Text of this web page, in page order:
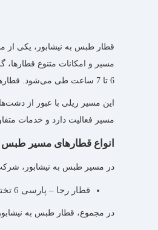
قطار طبس به نیشابور، یکی
6 تا 7 ساعت طی می‌شود. قطارهای این مسیر از ایستگاه راه‌ آهن طبس حرکت کرده و پس از عبور از ایستگاه‌های بین‌ راهی، در نهایت به ایستگاه راه‌ آهن نیشابور می‌رسند.
این مسیر ریلی با عبور از
مسیر فعالیت دارد و خدمات
انواع قطارهای مسیر طبس
در مسیر طبس به نیشابور، شرکت‌
قطار رجا – پارسی 6 تخته
در مجموع، قطار طبس به